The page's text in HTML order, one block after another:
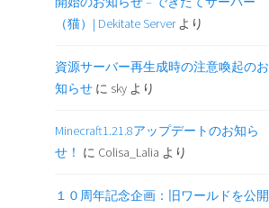
（猫）| Dekitate Serverより
資源サーバー再生成時の注意喚起のお
知らせ に sky より
Minecraft1.21.8アップデートのお知ら
せ！ に Colisa_Lalia より
１０周年記念企画：旧ワールドを公開